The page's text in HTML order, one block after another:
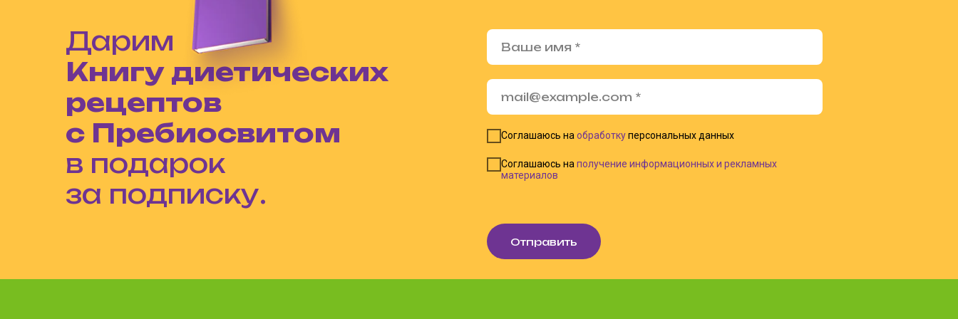
Соглашаюсь на обработкуперсональных данных
Соглашаюсь наполучение информационных и рекламных
материалов
Отправить
Дарим
Книгу диетических
рецептов
с Пребиосвитом
в подарок
за подписку.